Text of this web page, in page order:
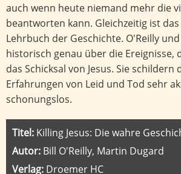
auch wenn heute niemand mehr die
beantworten kann. Gleichzeitig ist
Lehrbuch der Geschichte. O'Reilly
historisch genau über die Ereignisse,
das Schicksal von Jesus. Sie schildern
Erfahrungen von Leid und Tod sehr
schonungslos.
Titel: Killing Jesus: Die wahre
Autor: Bill O'Reilly, Martin Dugard
Verlag: Droemer HC